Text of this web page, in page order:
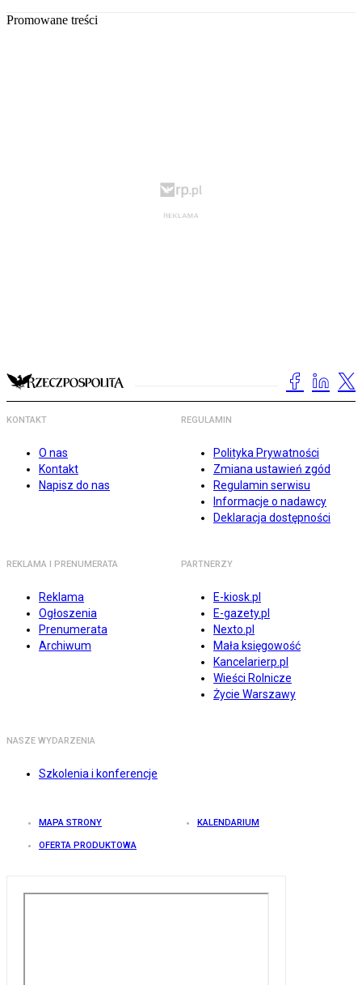
Promowane treści
KONTAKT
O nas
Kontakt
Napisz do nas
REGULAMIN
Polityka Prywatności
Zmiana ustawień zgód
Regulamin serwisu
Informacje o nadawcy
Deklaracja dostępności
REKLAMA I PRENUMERATA
Reklama
Ogłoszenia
Prenumerata
Archiwum
PARTNERZY
E-kiosk.pl
E-gazety.pl
Nexto.pl
Mała księgowość
Kancelarierp.pl
Wieści Rolnicze
Życie Warszawy
NASZE WYDARZENIA
Szkolenia i konferencje
MAPA STRONY KALENDARIUM
OFERTA PRODUKTOWA